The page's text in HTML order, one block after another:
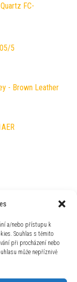
a/nebo přístupu k
Souhlas s těmito
při procházení nebo
může nepříznivě
FC-
5
- Brown Leather